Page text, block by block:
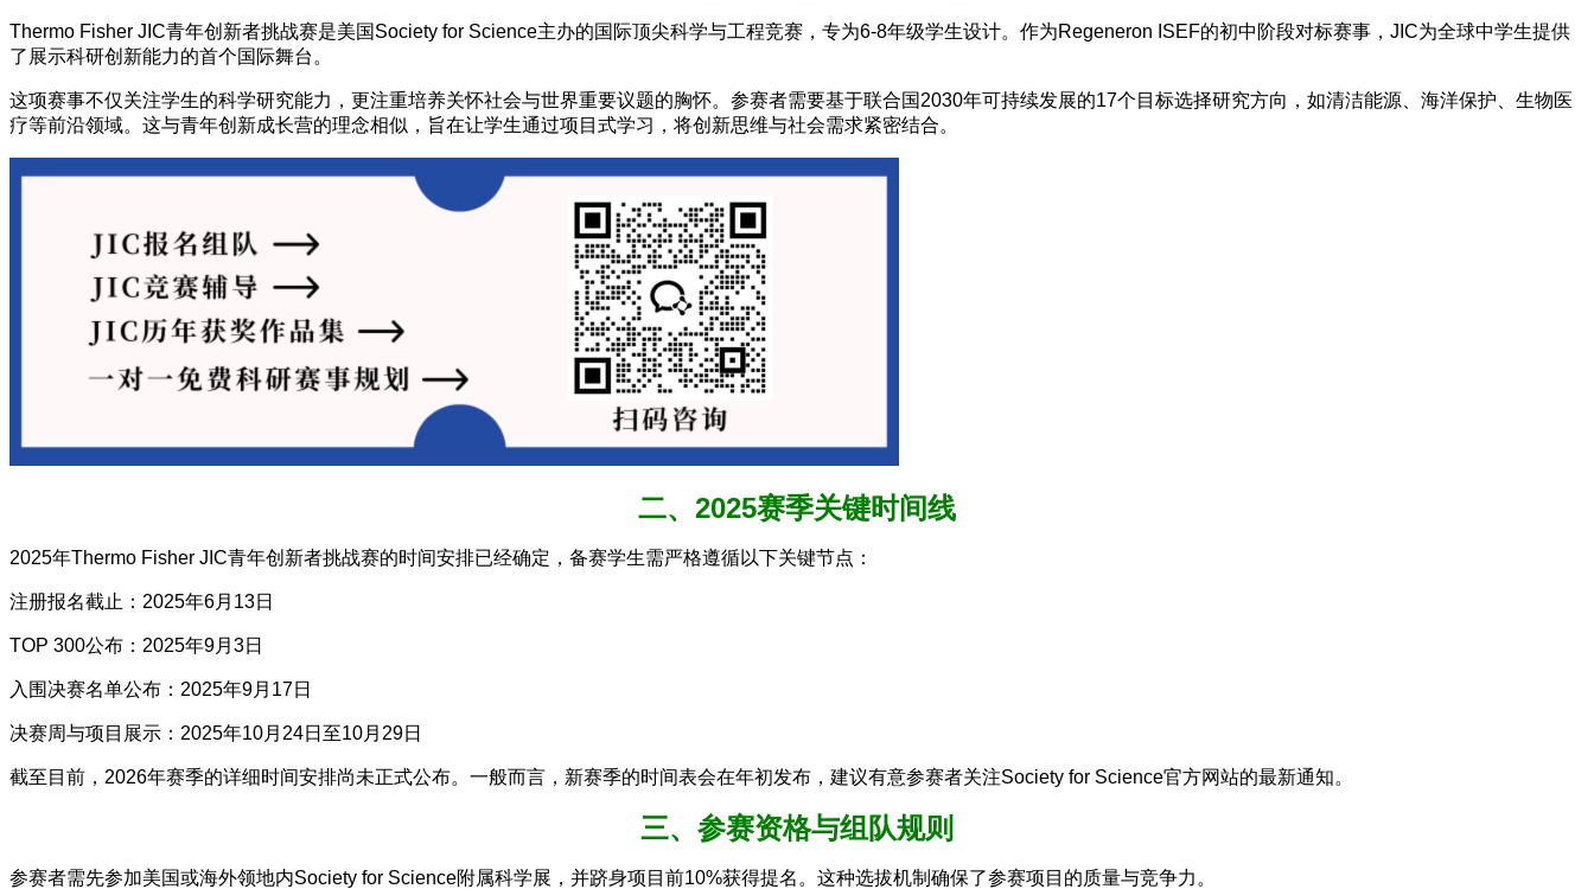
Thermo Fisher JIC青年创新者挑战赛是美国Society for Science主办的国际顶尖科学与工程竞赛，专为6-8年级学生设计。作为Regeneron ISEF的初中阶段对标赛事，JIC为全球中学生提供
了展示科研创新能力的首个国际舞台。
这项赛事不仅关注学生的科学研究能力，更注重培养关怀社会与世界重要议题的胸怀。参赛者需要基于联合国2030年可持续发展的17个目标选择研究方向，如清洁能源、海洋保护、生物医
疗等前沿领域。这与青年创新成长营的理念相似，旨在让学生通过项目式学习，将创新思维与社会需求紧密结合。
二、2025赛季关键时间线
2025年Thermo Fisher JIC青年创新者挑战赛的时间安排已经确定，备赛学生需严格遵循以下关键节点：
注册报名截止：2025年6月13日
TOP 300公布：2025年9月3日
入围决赛名单公布：2025年9月17日
决赛周与项目展示：2025年10月24日至10月29日
截至目前，2026年赛季的详细时间安排尚未正式公布。一般而言，新赛季的时间表会在年初发布，建议有意参赛者关注Society for Science官方网站的最新通知。
三、参赛资格与组队规则
参赛者需先参加美国或海外领地内Society for Science附属科学展，并跻身项目前10%获得提名。这种选拔机制确保了参赛项目的质量与竞争力。